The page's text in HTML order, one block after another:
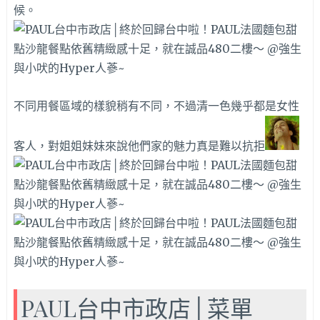
候。
不同用餐區域的樣貌稍有不同，不過清一色幾乎都是女性
客人，對姐姐妹妹來說他們家的魅力真是難以抗拒
PAUL台中市政店│菜單